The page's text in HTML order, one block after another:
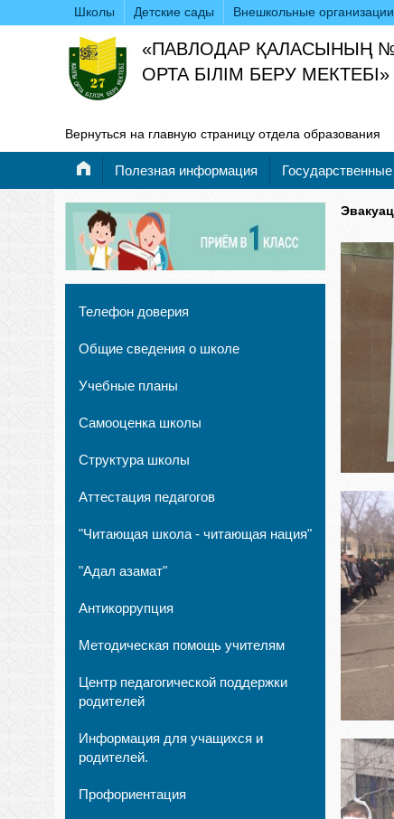
Школы Детские сады Внешкольные организации
«ПАВЛОДАР ҚАЛАСЫНЫҢ
ОРТА БІЛІМ БЕРУ
Вернуться на главную страницу отдела образования
Полезная информация
Телефон доверия
Общие сведения о школе
Учебные планы
Самооценка школы
Структура школы
Аттестация педагогов
"Читающая школа - читающая нация"
"Адал азамат"
Антикоррупция
Методическая помощь учителям
Центр педагогической поддержки
родителей
Информация для учащихся и
родителей.
Профориентация